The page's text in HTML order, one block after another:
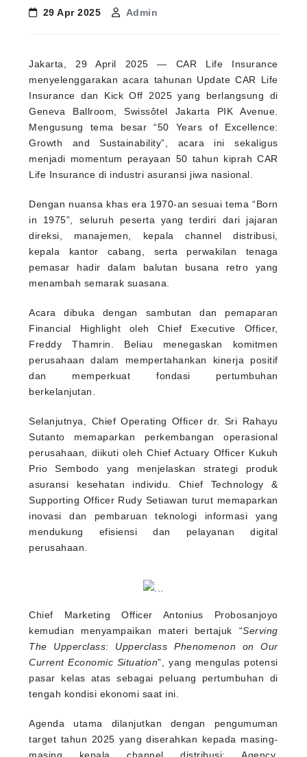
29 Apr 2025 Admin
Jakarta, 29 April 2025 — CAR Life Insurance
menyelenggarakan acara tahunan Update CAR Life
Insurance dan Kick Off 2025 yang berlangsung di
Geneva Ballroom, Swissôtel Jakarta PIK Avenue.
Mengusung tema besar “50 Years of Excellence:
Growth and Sustainability”, acara ini sekaligus
menjadi momentum perayaan 50 tahun kiprah CAR
Life Insurance di industri asuransi jiwa nasional.
Dengan nuansa khas era 1970-an sesuai tema “Born
in 1975”, seluruh peserta yang terdiri dari jajaran
direksi, manajemen, kepala channel distribusi,
kepala kantor cabang, serta perwakilan tenaga
pemasar hadir dalam balutan busana retro yang
menambah semarak suasana.
Acara dibuka dengan sambutan dan pemaparan
Financial Highlight oleh Chief Executive Officer,
Freddy Thamrin. Beliau menegaskan komitmen
perusahaan dalam mempertahankan kinerja positif
dan memperkuat fondasi pertumbuhan
berkelanjutan.
Selanjutnya, Chief Operating Officer dr. Sri Rahayu
Sutanto memaparkan perkembangan operasional
perusahaan, diikuti oleh Chief Actuary Officer Kukuh
Prio Sembodo yang menjelaskan strategi produk
asuransi kesehatan individu. Chief Technology &
Supporting Officer Rudy Setiawan turut memaparkan
inovasi dan pembaruan teknologi informasi yang
mendukung efisiensi dan pelayanan digital
perusahaan.
Chief Marketing Officer Antonius Probosanjoyo
kemudian menyampaikan materi bertajuk “Serving
The Upperclass: Upperclass Phenomenon on Our
Current Economic Situation”, yang mengulas potensi
pasar kelas atas sebagai peluang pertumbuhan di
tengah kondisi ekonomi saat ini.
Agenda utama dilanjutkan dengan pengumuman
target tahun 2025 yang diserahkan kepada masing-
masing kepala channel distribusi: Agency,